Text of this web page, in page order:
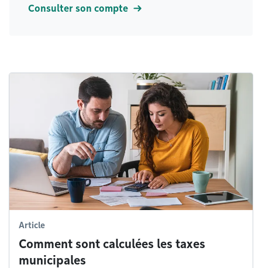
Consulter son compte
Article
Comment sont calculées les taxes
municipales